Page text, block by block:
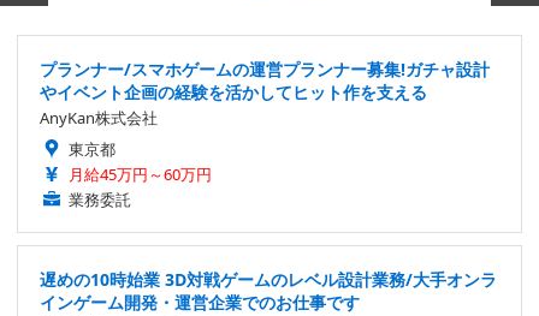
プランナー/スマホゲームの運営プランナー募集!ガチャ設計
やイベント企画の経験を活かしてヒット作を支える
AnyKan株式会社
東京都
月給45万円～60万円
業務委託
遅めの10時始業 3D対戦ゲームのレベル設計業務/大手オンラ
インゲーム開発・運営企業でのお仕事です